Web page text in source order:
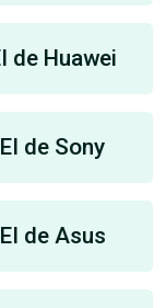
de Huawei
de Sony
de Asus